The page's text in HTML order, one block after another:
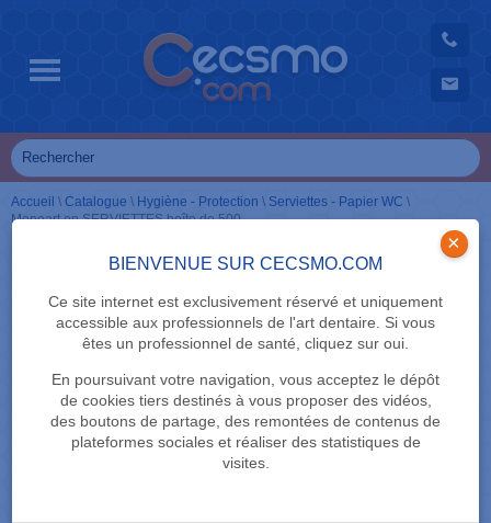
BIENVENUE SUR CECSMO.COM
Ce site internet est exclusivement réservé et uniquement
accessible aux professionnels de l'art dentaire. Si vous
êtes un professionnel de santé, cliquez sur oui.
En poursuivant votre navigation, vous acceptez le dépôt
de cookies tiers destinés à vous proposer des vidéos,
des boutons de partage, des remontées de contenus de
plateformes sociales et réaliser des statistiques de
visites.
×
Accueil \ Catalogue \ Hygiène - Protection \ Serviettes - Papier WC \
Monoart en SERVIETTES boîte de 500